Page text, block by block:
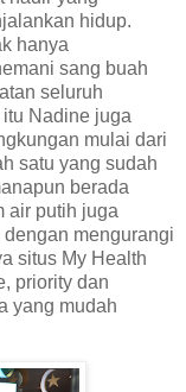
hidup.
hanya
sang buah
seluruh
Nadine juga
mulai dari
satu yang sudah
berada
air putih juga
mengurangi
situs My Health
priority dan
yang mudah